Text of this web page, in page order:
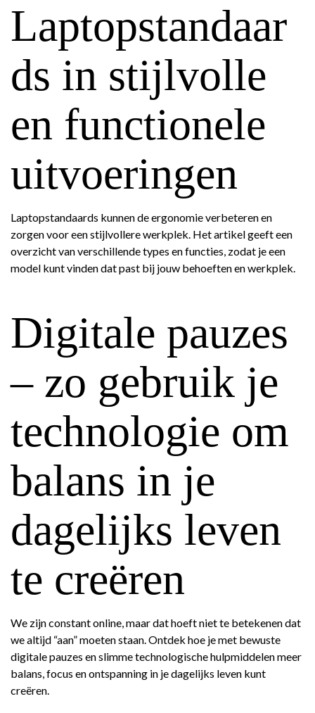
Laptopstandaar
ds in stijlvolle
en functionele
uitvoeringen
Laptopstandaards kunnen de ergonomie verbeteren en
zorgen voor een stijlvollere werkplek. Het artikel geeft een
overzicht van verschillende types en functies, zodat je een
model kunt vinden dat past bij jouw behoeften en werkplek.
Digitale pauzes
– zo gebruik je
technologie om
balans in je
dagelijks leven
te creëren
We zijn constant online, maar dat hoeft niet te betekenen dat
we altijd “aan” moeten staan. Ontdek hoe je met bewuste
digitale pauzes en slimme technologische hulpmiddelen meer
balans, focus en ontspanning in je dagelijks leven kunt
creëren.